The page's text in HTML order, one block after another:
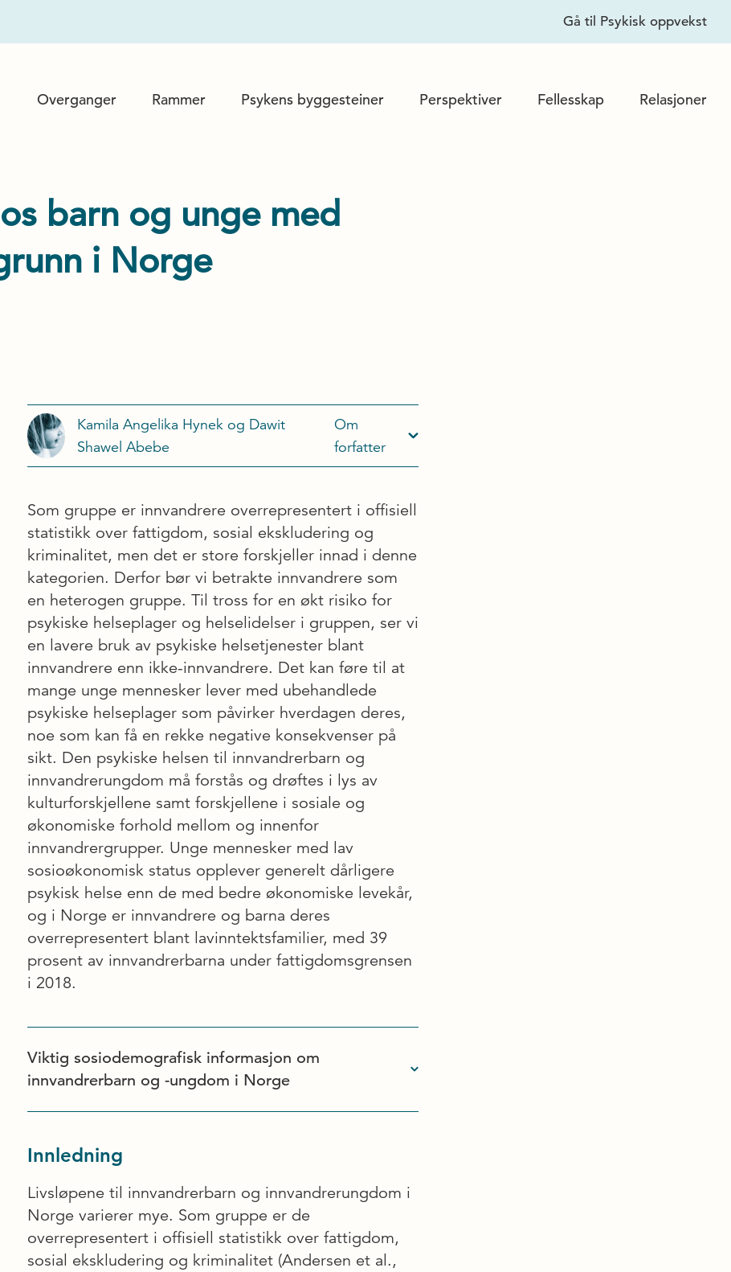
Gå til Psykisk oppvekst
Overganger Rammer Psykens byggesteiner Perspektiver Fellesskap Relasjoner
Lukk
barn og unge med
i Norge
Kamila Angelika Hynek og Dawit
Shawel Abebe
Om
forfatter
Som gruppe er innvandrere overrepresentert i offisiell
statistikk over fattigdom, sosial ekskludering og
kriminalitet, men det er store forskjeller innad i denne
kategorien. Derfor bør vi betrakte innvandrere som
en heterogen gruppe. Til tross for en økt risiko for
psykiske helseplager og helselidelser i gruppen, ser vi
en lavere bruk av psykiske helsetjenester blant
innvandrere enn ikke-innvandrere. Det kan føre til at
mange unge mennesker lever med ubehandlede
psykiske helseplager som påvirker hverdagen deres,
noe som kan få en rekke negative konsekvenser på
sikt. Den psykiske helsen til innvandrerbarn og
innvandrerungdom må forstås og drøftes i lys av
kulturforskjellene samt forskjellene i sosiale og
økonomiske forhold mellom og innenfor
innvandrergrupper. Unge mennesker med lav
sosioøkonomisk status opplever generelt dårligere
psykisk helse enn de med bedre økonomiske levekår,
og i Norge er innvandrere og barna deres
overrepresentert blant lavinntektsfamilier, med 39
prosent av innvandrerbarna under fattigdomsgrensen
i 2018.
Viktig sosiodemografisk informasjon om
innvandrerbarn og -ungdom i Norge
Innledning
Livsløpene til innvandrerbarn og innvandrerungdom i
Norge varierer mye. Som gruppe er de
overrepresentert i offisiell statistikk over fattigdom,
sosial ekskludering og kriminalitet (Andersen et al.,